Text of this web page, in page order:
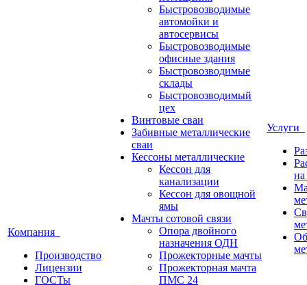
Компания
Производство
Лицензии
ГОСТы
Быстровозводимые
автомойки и
автосервисы
Быстровозводимые
офисные здания
Быстровозводимые
склады
Быстровозводимый
цех
Винтовые сваи
Забивные металлические
сваи
Кессоны металлические
Кессон для
канализации
Кессон для овощной
ямы
Мачты сотовой связи
Опора двойного
назначения ОДН
Прожекторные мачты
Прожекторная мачта
ПМС 24
Услуги